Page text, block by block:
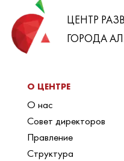
ЦЕНТР
ГОРОДА
О ЦЕНТРЕ
О нас
Совет директоров
Правление
Структура